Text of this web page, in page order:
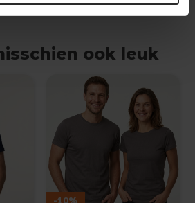
ook leuk
-10%